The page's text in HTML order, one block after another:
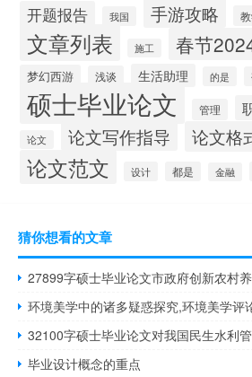
开题报告 我国 手游攻略
文章列表 施工 春节
梦幻西游 浅谈 生活助理 的是
硕士毕业论文 管理
论文 论文写作指导 论文格
论文范文 设计 都是 金融
猜你想看的文章
环境美学中的诸多疑惑探究,环境美学评
32100字硕士毕业论文对我国民生水利
毕业设计概念的重点